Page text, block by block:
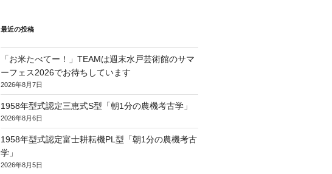
最近の投稿
「お米たべてー！」TEAMは週末水戸芸術館のサマ
ーフェス2026でお待ちしています
2026年8月7日
1958年型式認定三恵式S型「朝1分の農機考古学」
2026年8月6日
1958年型式認定富士耕耘機PL型「朝1分の農機考古
学」
2026年8月5日